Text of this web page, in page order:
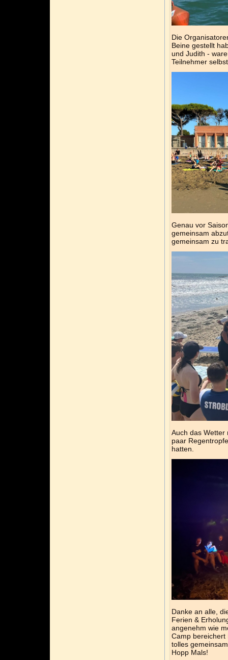
Die
Beine gestellt
und Judith -
Teilnehmer
Genau vor
gemeinsam
gemeinsam zu
Auch das Wetter
paar
hatten.
Danke an alle,
Ferien &
angenehm wie
Camp bereichert
tolles
Hopp Mals!